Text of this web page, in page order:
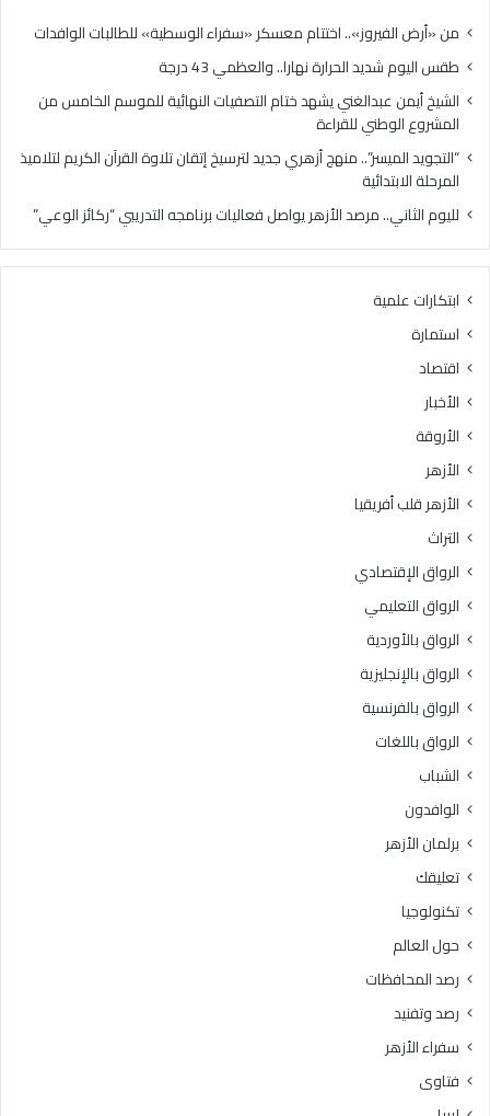
من «أرض الفيروز».. اختتام معسكر «سفراء الوسطية» للطالبات الوافدات
طقس اليوم شديد الحرارة نهارا.. والعظمي 43 درجة
الشيخ أيمن عبدالغني يشهد ختام التصفيات النهائية للموسم الخامس من
المشروع الوطني للقراءة
“التجويد الميسر”.. منهج أزهري جديد لترسيخ إتقان تلاوة القرآن الكريم لتلاميذ
المرحلة الابتدائية
لليوم الثاني.. مرصد الأزهر يواصل فعاليات برنامجه التدريبي “ركائز الوعي”
ابتكارات علمية
استمارة
اقتصاد
الأخبار
الأروقة
الأزهر
الأزهر قلب أفريقيا
التراث
الرواق الإقتصادي
الرواق التعليمي
الرواق بالأوردية
الرواق بالإنجليزية
الرواق بالفرنسية
الرواق باللغات
الشباب
الوافدون
برلمان الأزهر
تعليقك
تكنولوجيا
حول العالم
رصد المحافظات
رصد وتفنيد
سفراء الأزهر
فتاوى